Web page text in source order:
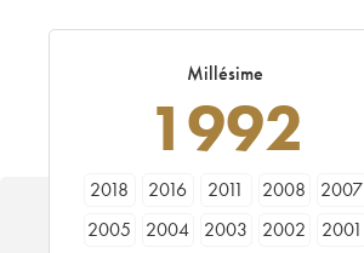
Millésime
1992
2018 2016 2011 2008
2007
2005
2004 2003 2002
2001